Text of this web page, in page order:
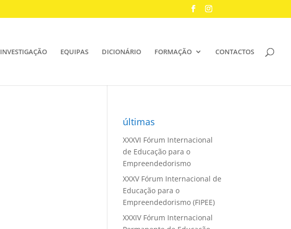
INVESTIGAÇÃO EQUIPAS DICIONÁRIO FORMAÇÃO CONTACTOS
últimas
XXXVI Fórum Internacional
de Educação para o
Empreendedorismo
XXXV Fórum Internacional de
Educação para o
Empreendedorismo (FIPEE)
XXXIV Fórum Internacional